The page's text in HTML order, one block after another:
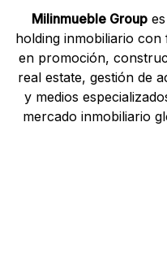
Milinmueble Group
holding inmobiliario con
en promoción,
real estate, gestión de
y medios
mercado inmobiliario